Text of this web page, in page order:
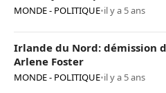
MONDE - POLITIQUE•il y a 5 ans
Irlande du Nord: démission
Arlene Foster
MONDE - POLITIQUE•il y a 5 ans